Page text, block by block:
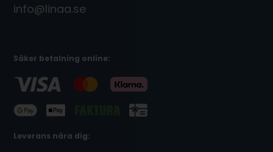
info@linaa.se
Säker betalning online:
Leverans nära dig: